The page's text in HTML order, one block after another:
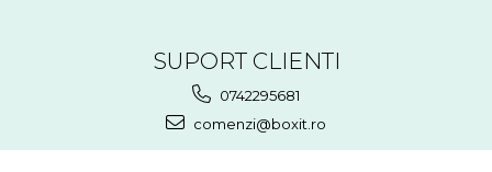
SUPORT CLIENTI
0742295681
comenzi@boxit.ro